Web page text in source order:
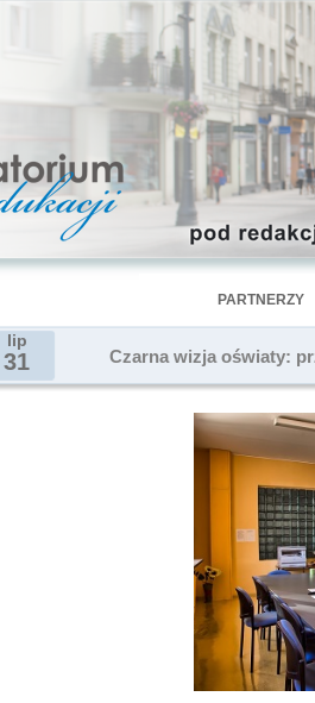
PARTNERZY
lip
31 Czarna wizja oświaty: